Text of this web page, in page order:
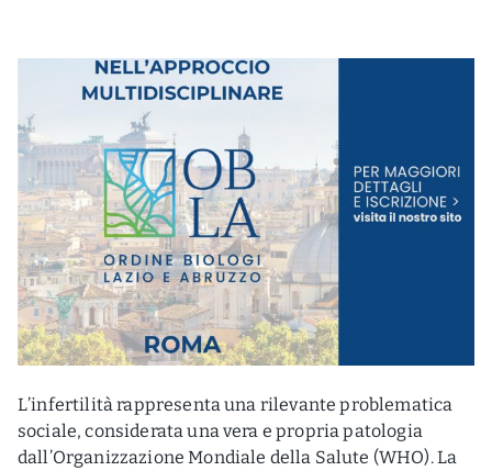
L’infertilità rappresenta una rilevante problematica
sociale, considerata una vera e propria patologia
dall’Organizzazione Mondiale della Salute (WHO). La